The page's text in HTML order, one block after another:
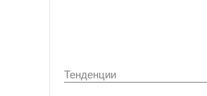
Тенденции